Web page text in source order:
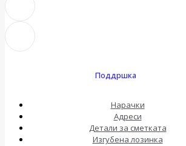
Поддршка
Нарачки
Адреси
Детали за сметката
Изгубена лозинка